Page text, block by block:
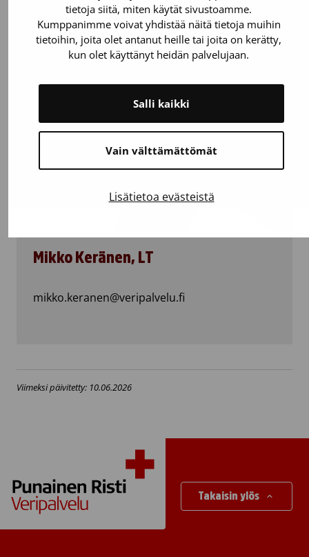
tietoja siitä, miten käytät sivustoamme.
Kumppanimme voivat yhdistää näitä tietoja muihin
tietoihin, joita olet antanut heille tai joita on kerätty,
kun olet käyttänyt heidän palvelujaan.
Vain välttämättömät
Salli kaikki
Lisätietoa evästeistä
helka.goos@veripalvelu.fi
Mikko Keränen, LT
mikko.keranen@veripalvelu.fi
Viimeksi päivitetty: 10.06.2026
Takaisin ylös